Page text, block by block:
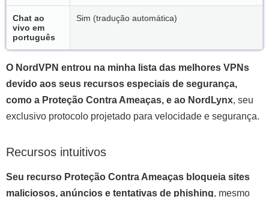
Chat ao
vivo em
português
Sim (tradução automática)
O NordVPN entrou na minha lista das melhores VPNs
devido aos seus recursos especiais de segurança,
como a Proteção Contra Ameaças, e ao NordLynx, seu
exclusivo protocolo projetado para velocidade e segurança.
Recursos intuitivos
Seu recurso Proteção Contra Ameaças bloqueia sites
maliciosos, anúncios e tentativas de phishing, mesmo